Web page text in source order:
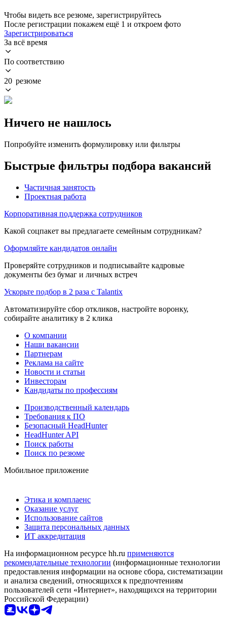
Чтобы видеть все резюме, зарегистрируйтесь
После регистрации покажем ещё 1 и откроем фото
Зарегистрироваться
За всё время
По соответствию
20 резюме
Ничего не нашлось
Попробуйте изменить формулировку или фильтры
Быстрые фильтры подбора вакансий
Частичная занятость
Проектная работа
Корпоративная поддержка сотрудников
Какой соцпакет вы предлагаете семейным сотрудникам?
Оформляйте кандидатов онлайн
Проверяйте сотрудников и подписывайте кадровые
документы без бумаг и личных встреч
Ускорьте подбор в 2 раза с Talantix
Автоматизируйте сбор откликов, настройте воронку,
собирайте аналитику в 2 клика
О компании
Наши вакансии
Партнерам
Реклама на сайте
Новости и статьи
Инвесторам
Кандидаты по профессиям
Производственный календарь
Требования к ПО
Безопасный HeadHunter
HeadHunter API
Поиск работы
Поиск по резюме
Мобильное приложение
Этика и комплаенс
Оказание услуг
Использование сайтов
Защита персональных данных
ИТ аккредитация
На информационном ресурсе hh.ru применяются
рекомендательные технологии (информационные технологии
предоставления информации на основе сбора, систематизации
и анализа сведений, относящихся к предпочтениям
пользователей сети «Интернет», находящихся на территории
Российской Федерации)